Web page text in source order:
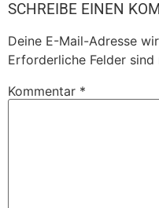
SCHREIBE EINEN
Deine E-Mail-Adresse
Erforderliche Felder sind
Kommentar *